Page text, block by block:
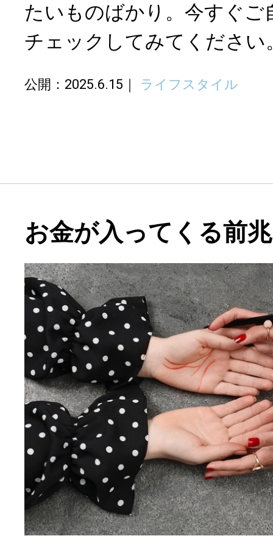
たいものばかり。今すぐご
チェックしてみてください
公開：2025.6.15 ライフスタイル
お金が入ってくる前